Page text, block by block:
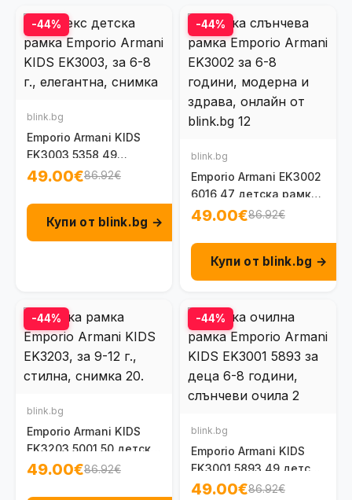
-44%
blink.bg
Emporio Armani KIDS
EK3003 5358 49
детска, унисекс рамка
49.00€86.92€
Купи от blink.bg →
-44%
blink.bg
Emporio Armani EK3002
6016 47 детска рамка
за очила 6-8 г.
49.00€86.92€
Купи от blink.bg →
-44%
blink.bg
Emporio Armani KIDS
EK3203 5001 50 детска
рамка за очила 9-12 г.
49.00€86.92€
-44%
blink.bg
Emporio Armani KIDS
EK3001 5893 49 детска
рамка за очила 6-8 г.
49.00€86.92€